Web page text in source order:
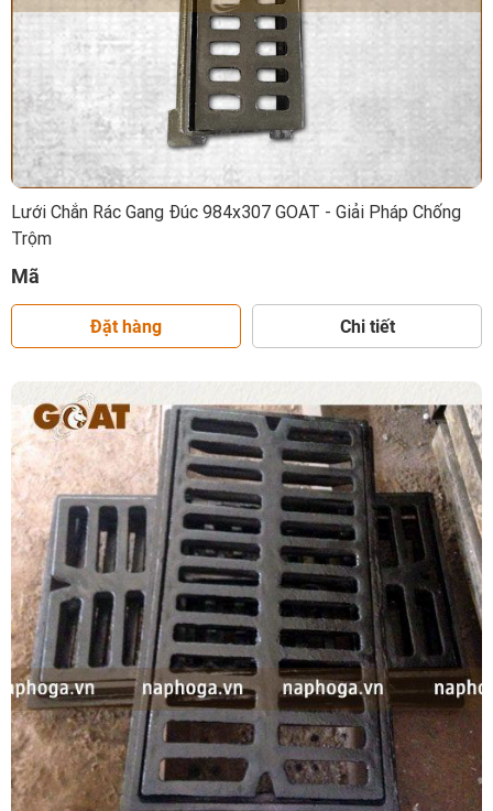
Lưới Chắn Rác Gang Đúc 984x307 GOAT - Giải Pháp Chống
Trộm
Mã
Đặt hàng Chi tiết